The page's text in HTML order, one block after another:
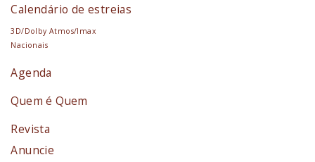
Calendário de estreias
3D/Dolby Atmos/Imax
Nacionais
Agenda
Quem é Quem
Revista
Anuncie